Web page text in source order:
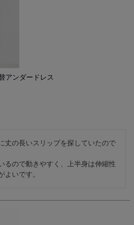
アンダードレス
丈の長いスリップを探していたので
るので動きやすく、上半身は伸縮性
よいです。